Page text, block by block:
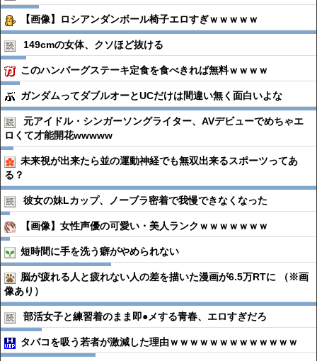
【画像】ロシアンダンボール椅子エロすぎｗｗｗｗｗ
149cmの女体、クソほど抜ける
このハンバーグステーキ定食を食べきれば無料ｗｗｗｗ
ガンダムってダブルオーとUCだけは間違い無く面白いよな
元アイドル・シンガーソングライター、AVデビューでめちゃエ
ロくて才能開花wwwww
未来視が出来たら並の運動神経でも無双出来るスポーツってあ
る？
彼女の妹Lカップ、ノーブラ密着で我慢できなくなった
【画像】女性声優の可愛い・美人ランクｗｗｗｗｗｗｗ
短時間に手を洗う癖がやめられない
脳が疲れる人と疲れない人の差を描いた漫画が6.5万RTに （※画
像あり）
部活女子と練習着のまま即●︎メする青春、エロすぎだろ
タバコを吸う若者が激減した理由ｗｗｗｗｗｗｗｗｗｗｗｗｗ